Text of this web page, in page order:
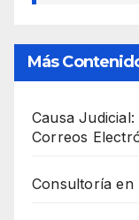
Más
Causa
Correos
Consultoría en